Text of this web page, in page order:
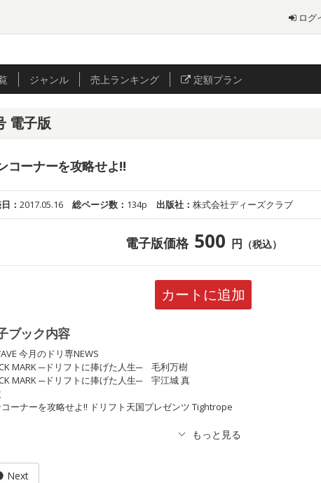
ログ
ジャンル 売上ランキング 定額プラン
電子版
コーナーを攻略せよ!!
：2017.05.16 総ページ数： 134p 出版社：株式会社ディーズクラブ
電子版価格 500 円 （税込）
カートに追加
ブック内容
今月のドリ専NEWS
MARK ─ドリフトに捧げた人生─ 毛利万樹
MARK ─ドリフトに捧げた人生─ 宇江城 真
ーナーを攻略せよ!! ドリフト天国プレゼンツ Tightrope
Next